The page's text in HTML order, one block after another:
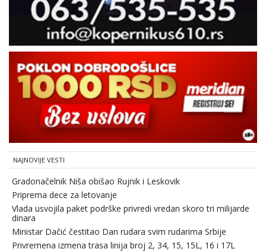
NAJNOVIJE VESTI
Gradonačelnik Niša obišao Rujnik i Leskovik
Priprema dece za letovanje
Vlada usvojila paket podrške privredi vredan skoro tri milijarde
dinara
Ministar Dačić čestitao Dan rudara svim rudarima Srbije
Privremena izmena trasa linija broj 2, 34, 15, 15L, 16 i 17L